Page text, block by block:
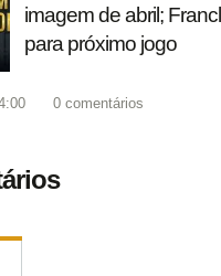
imagem de abril;
para próximo jogo
0 comentários